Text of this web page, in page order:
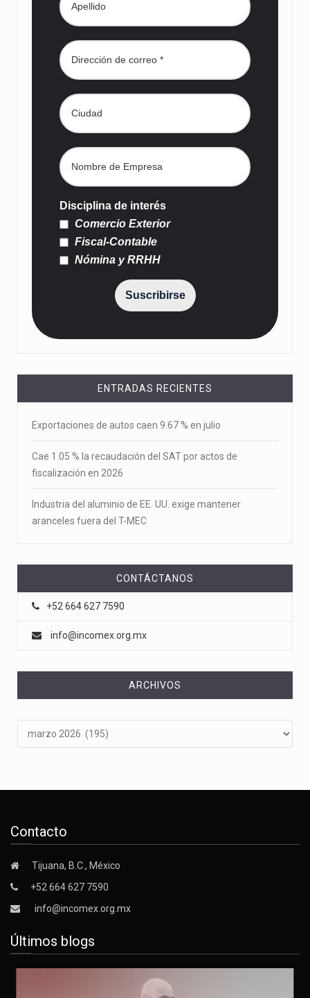
Disciplina de interés
Comercio Exterior
Fiscal-Contable
Nómina y RRHH
Suscribirse
ENTRADAS RECIENTES
Exportaciones de autos caen 9.67 % en julio
Cae 1.05 % la recaudación del SAT por actos de
fiscalización en 2026
Industria del aluminio de EE. UU. exige mantener
aranceles fuera del T-MEC
CONTÁCTANOS
+52 664 627 7590
info@incomex.org.mx
ARCHIVOS
Contacto
Tijuana, B.C., México
+52 664 627 7590
info@incomex.org.mx
Últimos blogs